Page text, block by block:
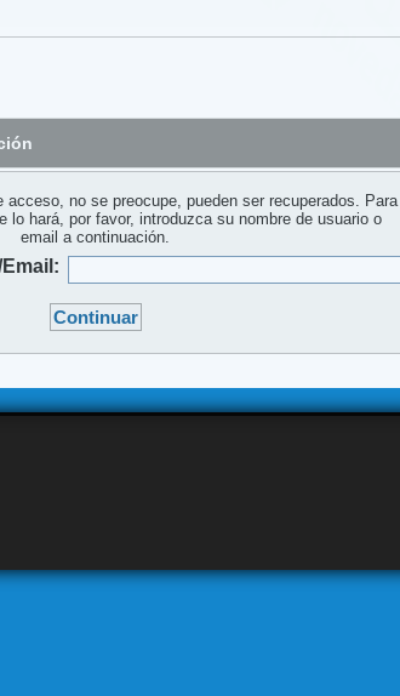
no se preocupe, pueden ser recuperados. Para
lo hará, por favor, introduzca su nombre de usuario o
email a continuación.